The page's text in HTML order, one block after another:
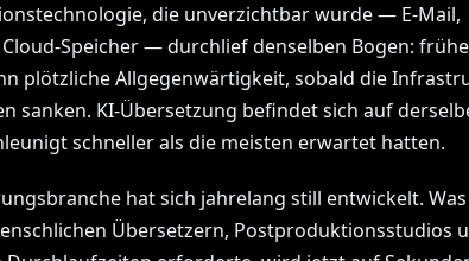
die unverzichtbar wurde — E-Mail,
Speicher — durchlief denselben Bogen:
plötzliche Allgegenwärtigkeit, sobald die
sanken. KI-Übersetzung befindet sich auf
schneller als die meisten erwartet hatten.
hat sich jahrelang still entwickelt.
Übersetzern, Postproduktionsstudios